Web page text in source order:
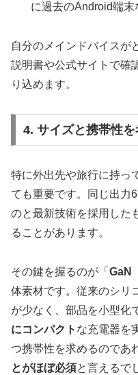
に過去のAndroid端末
自分のメインドバイスが
説明書や公式サイトで確
り込めます。
4. サイズと携帯性を
特に外出先や旅行に持っ
ても重要です。同じ出力
のと最新技術を採用した
ることがあります。
その鍵を握るのが「 GaN
体素材です。従来のシリ
が少なく、部品を小型化
にコンパクト な充電器を
つ携帯性を求めるのであ
とがほぼ必須と言えるで